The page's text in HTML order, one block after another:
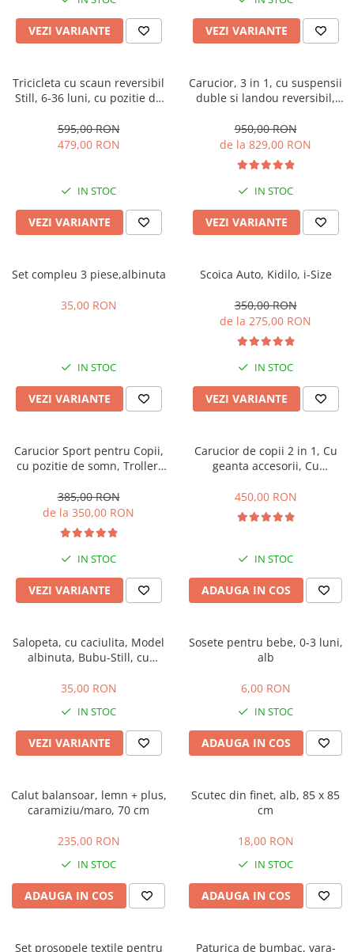
Bluze, pieptarase, mentite
Ciorapi
Pantaloni de exterior
Bluze si pulovere
Hainute bumbac organic
Bluze, pieptarase, mentite
Pantaloni de exterior
Bluze si pulovere
Babetele
Cos depozitare jucarii
Jocuri educative si de societate
Mingii
Jucarii gonflabile
Jucarii de nisip
Trotinete si biciclete
Carucioare papusi
Incaltaminte de panza
VEZI VARIANTE VEZI VARIANTE
Tricicleta cu scaun reversibil
Still, 6-36 luni, cu pozitie de
cu lumini si muzica, SL07
595,00 RON
479,00 RON
IN STOC
VEZI VARIANTE
Carucior, 3 in 1, cu suspensii
duble si landou reversibil,
luni - 3 ani, Original L-Sun
950,00 RON
de la 829,00 RON
IN STOC
VEZI VARIANTE
Set compleu 3 piese,albinuta
35,00 RON
IN STOC
VEZI VARIANTE
Scoica Auto, Kidilo, i-Size
350,00 RON
de la 275,00 RON
IN STOC
VEZI VARIANTE
Carucior Sport pentru Copii,
cu pozitie de somn, Troller,
Tehnologia inovatoare One-
Hand Folding
385,00 RON
de la 350,00 RON
IN STOC
VEZI VARIANTE
Carucior de copii 2 in 1, Cu
geanta accesorii, Cu
Pliabil ergonomic, Belecoo,
roz
450,00 RON
IN STOC
ADAUGA IN COS
Salopeta, cu caciulita, Model
albinuta, Bubu-Still, cu
35,00 RON
IN STOC
VEZI VARIANTE
Sosete pentru bebe, 0-3 luni,
alb
6,00 RON
IN STOC
ADAUGA IN COS
Calut balansoar, lemn + plus,
caramiziu/maro, 70 cm
235,00 RON
IN STOC
ADAUGA IN COS
Scutec din finet, alb, 85 x 85
cm
18,00 RON
IN STOC
ADAUGA IN COS
Set prosopele textile pentru
Paturica de bumbac, vara-